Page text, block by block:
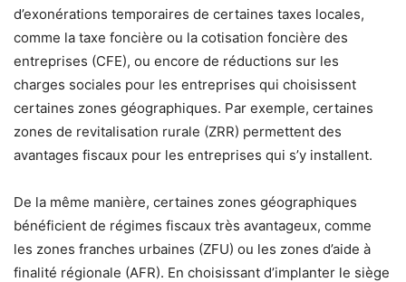
d’exonérations temporaires de certaines taxes locales,
comme la taxe foncière ou la cotisation foncière des
entreprises (CFE), ou encore de réductions sur les
charges sociales pour les entreprises qui choisissent
certaines zones géographiques. Par exemple, certaines
zones de revitalisation rurale (ZRR) permettent des
avantages fiscaux pour les entreprises qui s’y installent.
De la même manière, certaines zones géographiques
bénéficient de régimes fiscaux très avantageux, comme
les zones franches urbaines (ZFU) ou les zones d’aide à
finalité régionale (AFR). En choisissant d’implanter le siège